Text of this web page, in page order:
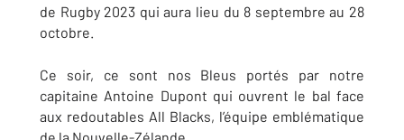
de Rugby 2023 qui aura lieu du 8 septembre au 28
octobre.
Ce soir, ce sont nos Bleus portés par notre
capitaine Antoine Dupont qui ouvrent le bal face
aux redoutables All Blacks, l’équipe emblématique